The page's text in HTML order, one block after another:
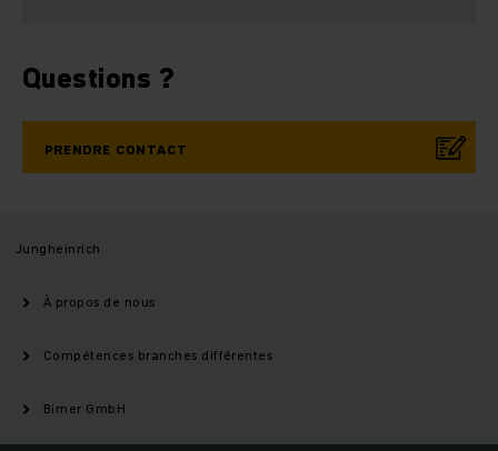
Questions ?
PRENDRE CONTACT
Jungheinrich
À propos de nous
Compétences branches différentes
Birner GmbH